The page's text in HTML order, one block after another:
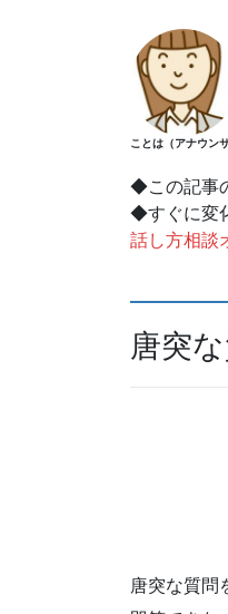
ことは（アナウン
◆この記事
◆すぐに変
話し方相談
唐突
唐突な質問